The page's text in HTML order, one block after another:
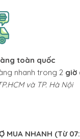
toàn quốc
nhanh trong 2giờ
và TP. Hà Nội
MUA NHANH (Từ